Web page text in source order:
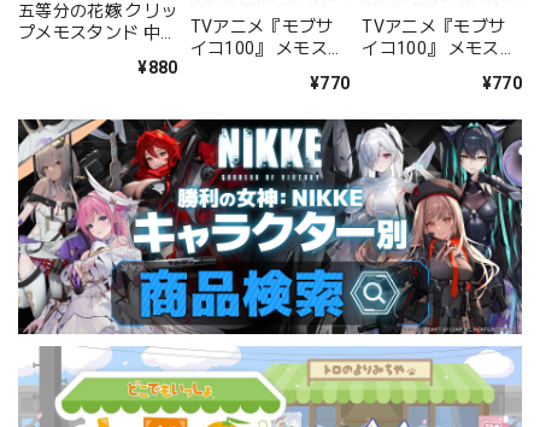
五等分の花嫁 クリッ
プメモスタンド 中野
¥880
TVアニメ『モブサ
イコ100』 メモスタ
チェックスタイル¥770
TVアニメ『モブサ
イコ100』 メモスタ
気 チェックスタイル
¥770